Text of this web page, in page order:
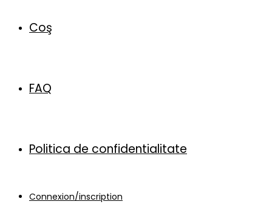
Coş
FAQ
Politica de confidentialitate
Connexion/inscription